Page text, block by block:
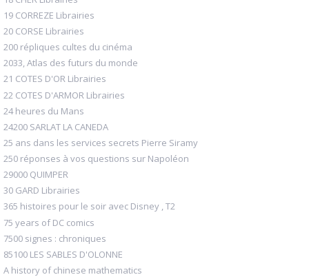
19 CORREZE Librairies
20 CORSE Librairies
200 répliques cultes du cinéma
2033, Atlas des futurs du monde
21 COTES D'OR Librairies
22 COTES D'ARMOR Librairies
24 heures du Mans
24200 SARLAT LA CANEDA
25 ans dans les services secrets Pierre Siramy
250 réponses à vos questions sur Napoléon
29000 QUIMPER
30 GARD Librairies
365 histoires pour le soir avec Disney , T2
75 years of DC comics
7500 signes : chroniques
85100 LES SABLES D'OLONNE
A history of chinese mathematics